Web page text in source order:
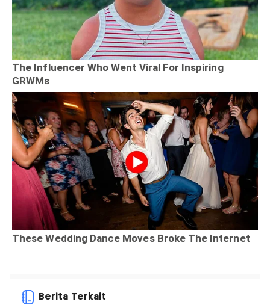
Berita Terkait